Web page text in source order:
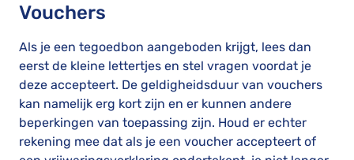
Vouchers
Als je een tegoedbon aangeboden krijgt, lees dan
eerst de kleine lettertjes en stel vragen voordat je
deze accepteert. De geldigheidsduur van vouchers
kan namelijk erg kort zijn en er kunnen andere
beperkingen van toepassing zijn. Houd er echter
rekening mee dat als je een voucher accepteert of